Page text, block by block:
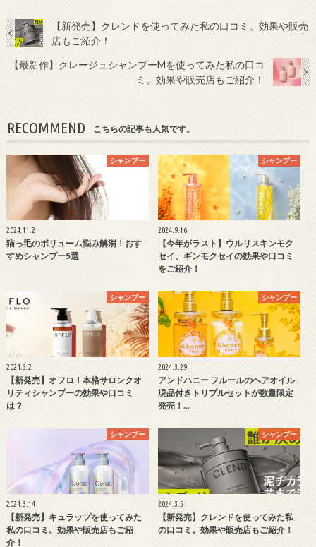
【新発売】クレンドを使ってみた私の口コミ。効果や販売
店もご紹介！
【最新作】クレージュシャンプーMを使ってみた私の口コ
ミ。効果や販売店もご紹介！
RECOMMEND こちらの記事も人気です。
シャンプー
2024.11.2
猫っ毛のボリューム悩み解消！おす
すめシャンプー5選
シャンプー
2024.9.16
【今年がラスト】ウルリスキンモク
セイ、ギンモクセイの効果や口コミ
をご紹介！
シャンプー
2024.3.2
【新発売】オフロ！本格サロンクオ
リティシャンプーの効果や口コミ
は？
シャンプー
2024.3.29
アンドハニー フルールのヘアオイル
現品付きトリプルセットが数量限定
発売！…
シャンプー
2024.3.14
【新発売】キュラップを使ってみた
私の口コミ。効果や販売店もご紹
介！
シャンプー
2024.3.5
【新発売】クレンドを使ってみた私
の口コミ。効果や販売店もご紹介！